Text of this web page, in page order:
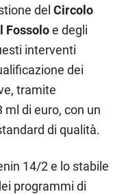
delCircolo
Fossoloe degli
interventi
dei
tramite
di euro, con un
di qualità.
14/2 e lo stabile
programmi di